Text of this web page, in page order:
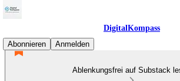
DigitalKompass
Abonnieren
Anmelden
Ablenkungsfrei auf Substack